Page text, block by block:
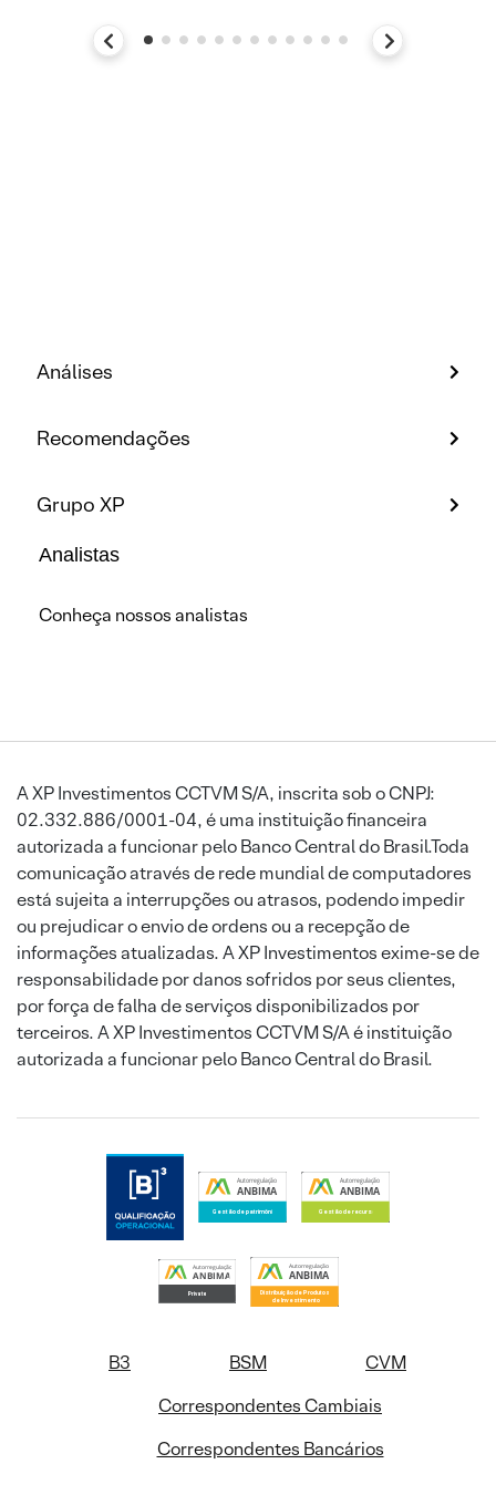
Análises
Recomendações
Grupo XP
Analistas
Conheça nossos analistas
A XP Investimentos CCTVM S/A, inscrita sob o CNPJ:
02.332.886/0001-04, é uma instituição financeira
autorizada a funcionar pelo Banco Central do Brasil.Toda
comunicação através de rede mundial de computadores
está sujeita a interrupções ou atrasos, podendo impedir
ou prejudicar o envio de ordens ou a recepção de
informações atualizadas. A XP Investimentos exime-se de
responsabilidade por danos sofridos por seus clientes,
por força de falha de serviços disponibilizados por
terceiros. A XP Investimentos CCTVM S/A é instituição
autorizada a funcionar pelo Banco Central do Brasil.
B3 BSM
CVM
Correspondentes Cambiais
Correspondentes Bancários